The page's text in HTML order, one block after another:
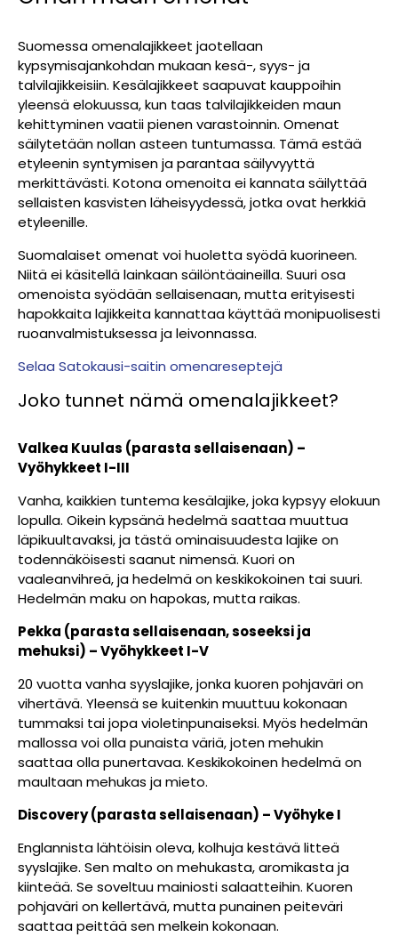
Suomessa omenalajikkeet jaotellaan
kypsymisajankohdan mukaan kesä-, syys- ja
talvilajikkeisiin. Kesälajikkeet saapuvat kauppoihin
yleensä elokuussa, kun taas talvilajikkeiden maun
kehittyminen vaatii pienen varastoinnin. Omenat
säilytetään nollan asteen tuntumassa. Tämä estää
etyleenin syntymisen ja parantaa säilyvyyttä
merkittävästi. Kotona omenoita ei kannata säilyttää
sellaisten kasvisten läheisyydessä, jotka ovat herkkiä
etyleenille.
Suomalaiset omenat voi huoletta syödä kuorineen.
Niitä ei käsitellä lainkaan säilöntäaineilla. Suuri osa
omenoista syödään sellaisenaan, mutta erityisesti
hapokkaita lajikkeita kannattaa käyttää monipuolisesti
ruoanvalmistuksessa ja leivonnassa.
Selaa Satokausi-saitin omenareseptejä
Joko tunnet nämä omenalajikkeet?
Valkea Kuulas (parasta sellaisenaan) –
Vyöhykkeet I-III
Vanha, kaikkien tuntema kesälajike, joka kypsyy elokuun
lopulla. Oikein kypsänä hedelmä saattaa muuttua
läpikuultavaksi, ja tästä ominaisuudesta lajike on
todennäköisesti saanut nimensä. Kuori on
vaaleanvihreä, ja hedelmä on keskikokoinen tai suuri.
Hedelmän maku on hapokas, mutta raikas.
Pekka (parasta sellaisenaan, soseeksi ja
mehuksi) – Vyöhykkeet I-V
20 vuotta vanha syyslajike, jonka kuoren pohjaväri on
vihertävä. Yleensä se kuitenkin muuttuu kokonaan
tummaksi tai jopa violetinpunaiseksi. Myös hedelmän
mallossa voi olla punaista väriä, joten mehukin
saattaa olla punertavaa. Keskikokoinen hedelmä on
maultaan mehukas ja mieto.
Discovery (parasta sellaisenaan) – Vyöhyke I
Englannista lähtöisin oleva, kolhuja kestävä litteä
syyslajike. Sen malto on mehukasta, aromikasta ja
kiinteää. Se soveltuu mainiosti salaatteihin. Kuoren
pohjaväri on kellertävä, mutta punainen peiteväri
saattaa peittää sen melkein kokonaan.